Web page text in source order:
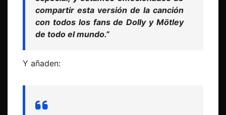
compartir esta versión de la canción
con todos los fans de Dolly y Mötley
de todo el mundo.”
Y añaden: